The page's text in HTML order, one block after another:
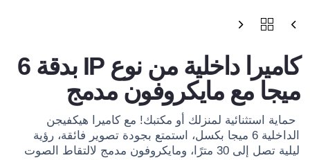
كاميرا داخلية من نوع IP بدقة 6
ميجا مع مايكروفون مدمج
حماية استثنائية لمنزلك أو مكتبك! مع كاميرا هيكفيجن
الداخلية 6 ميجا بكسل، استمتع بجودة تصوير فائقة، رؤية
ليلية تصل إلى 30 مترًا، ومايكروفون مدمج لالتقاط الصوت